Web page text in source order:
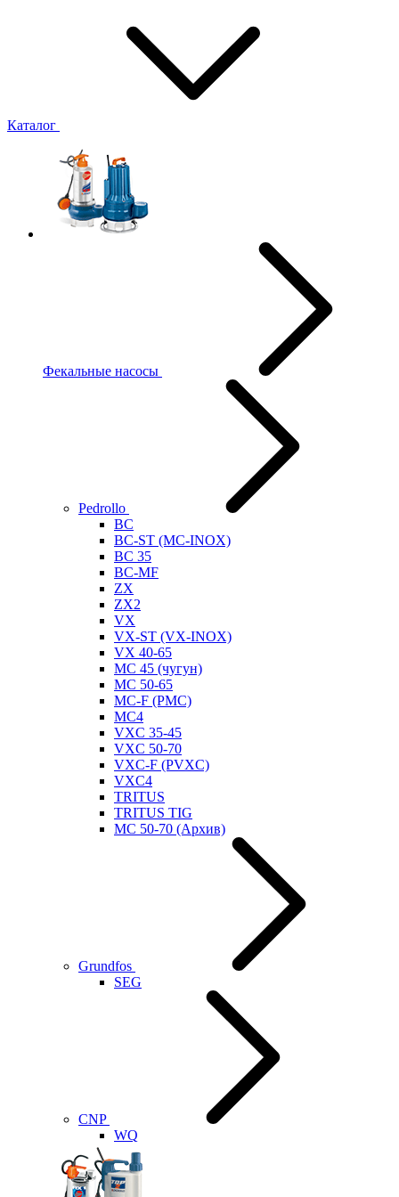
Каталог
Фекальные насосы
Pedrollo
BC
BC-ST (MC-INOX)
BC 35
BC-MF
ZX
ZX2
VX
VX-ST (VX-INOX)
VX 40-65
MC 45 (чугун)
MC 50-65
MC-F (PMC)
MC4
VXC 35-45
VXC 50-70
VXC-F (PVXC)
VXC4
TRITUS
TRITUS TIG
MC 50-70 (Архив)
Grundfos
SEG
CNP
WQ